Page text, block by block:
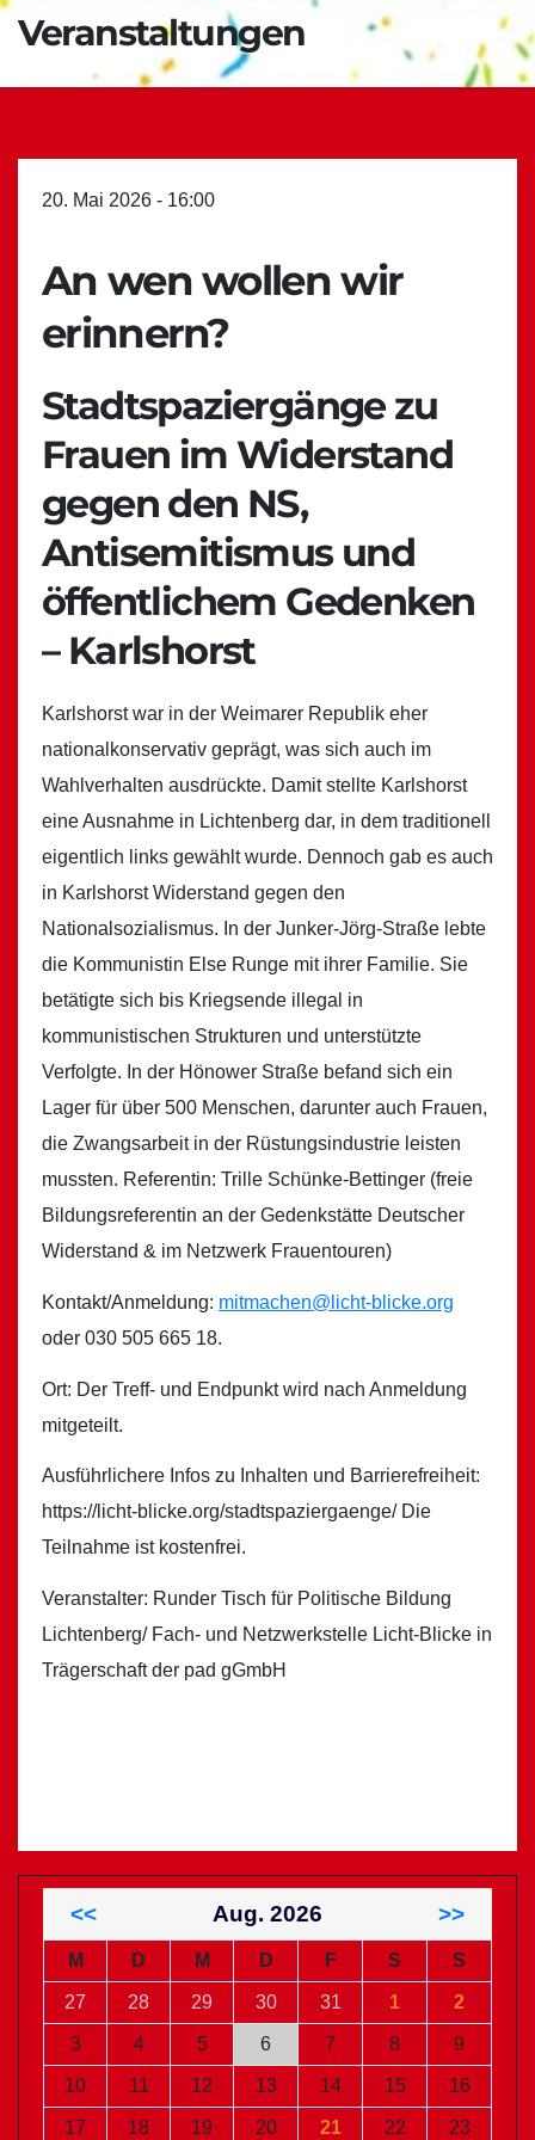
Veranstaltungen
20. Mai 2026 - 16:00
An wen wollen wir
erinnern?
Stadtspaziergänge zu
Frauen im Widerstand
gegen den NS,
Antisemitismus und
öffentlichem Gedenken
– Karlshorst
Karlshorst war in der Weimarer Republik eher
nationalkonservativ geprägt, was sich auch im
Wahlverhalten ausdrückte. Damit stellte Karlshorst
eine Ausnahme in Lichtenberg dar, in dem traditionell
eigentlich links gewählt wurde. Dennoch gab es auch
in Karlshorst Widerstand gegen den
Nationalsozialismus. In der Junker-Jörg-Straße lebte
die Kommunistin Else Runge mit ihrer Familie. Sie
betätigte sich bis Kriegsende illegal in
kommunistischen Strukturen und unterstützte
Verfolgte. In der Hönower Straße befand sich ein
Lager für über 500 Menschen, darunter auch Frauen,
die Zwangsarbeit in der Rüstungsindustrie leisten
mussten. Referentin: Trille Schünke-Bettinger (freie
Bildungsreferentin an der Gedenkstätte Deutscher
Widerstand & im Netzwerk Frauentouren)
Kontakt/Anmeldung: mitmachen@licht-blicke.org
oder 030 505 665 18.
Ort: Der Treff- und Endpunkt wird nach Anmeldung
mitgeteilt.
Ausführlichere Infos zu Inhalten und Barrierefreiheit:
https://licht-blicke.org/stadtspaziergaenge/ Die
Teilnahme ist kostenfrei.
Veranstalter: Runder Tisch für Politische Bildung
Lichtenberg/ Fach- und Netzwerkstelle Licht-Blicke in
Trägerschaft der pad gGmbH
<< Aug. 2026 >>
M D M D F S S
27 28 29 30 31 1 2
3 4 5 6 7 8 9
10 11 12 13 14 15 16
17 18 19 20 21 22 23